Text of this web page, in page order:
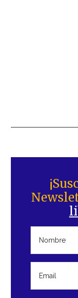
lateral
principal